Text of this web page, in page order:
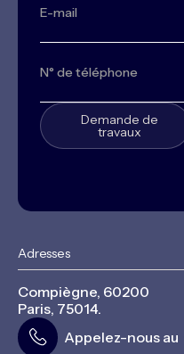
Demande de
travaux
Adresses
Compiègne, 60200
Paris, 75014.
Appelez-nous au